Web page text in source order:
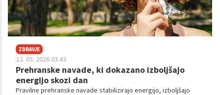
ZDRAVJE
12. 03. 2026 03.43
Prehranske navade, ki dokazano izboljšajo
energijo skozi dan
Pravilne prehranske navade stabilizirajo energijo, izboljšajo